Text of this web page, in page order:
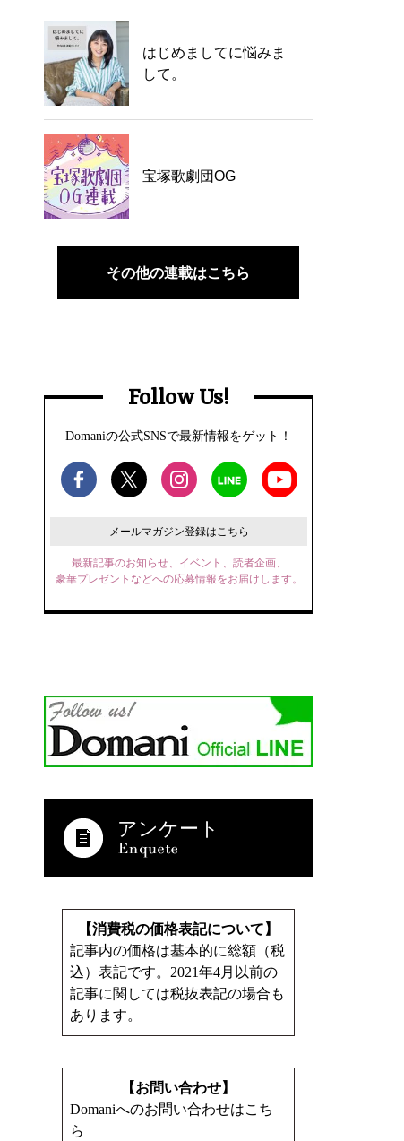
はじめましてに悩みま
して。
宝塚歌劇団OG
その他の連載はこちら
Follow Us!
Domaniの公式SNSで最新情報をゲット！
メールマガジン登録はこちら
最新記事のお知らせ、イベント、読者企画、
豪華プレゼントなどへの応募情報をお届けします。
アンケート
【消費税の価格表記について】
記事内の価格は基本的に総額（税
込）表記です。2021年4月以前の
記事に関しては税抜表記の場合も
あります。
【お問い合わせ】
Domaniへのお問い合わせはこち
ら